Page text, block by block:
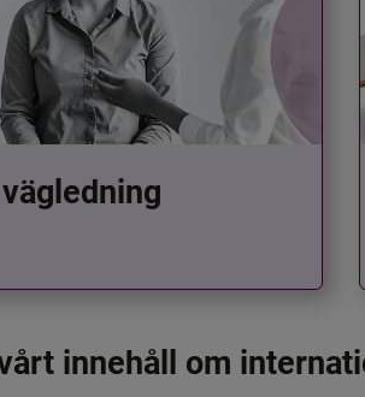
innehåll om